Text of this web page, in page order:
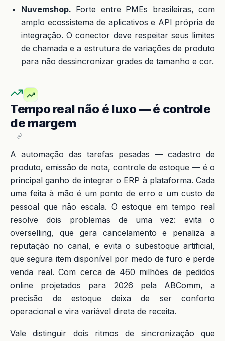
Nuvemshop. Forte entre PMEs brasileiras, com
amplo ecossistema de aplicativos e API própria de
integração. O conector deve respeitar seus limites
de chamada e a estrutura de variações de produto
para não dessincronizar grades de tamanho e cor.
Tempo real não é luxo — é controle
de margem
A automação das tarefas pesadas — cadastro de
produto, emissão de nota, controle de estoque — é o
principal ganho de integrar o ERP à plataforma. Cada
uma feita à mão é um ponto de erro e um custo de
pessoal que não escala. O estoque em tempo real
resolve dois problemas de uma vez: evita o
overselling, que gera cancelamento e penaliza a
reputação no canal, e evita o subestoque artificial,
que segura item disponível por medo de furo e perde
venda real. Com cerca de 460 milhões de pedidos
online projetados para 2026 pela ABComm, a
precisão de estoque deixa de ser conforto
operacional e vira variável direta de receita.
Vale distinguir dois ritmos de sincronização que